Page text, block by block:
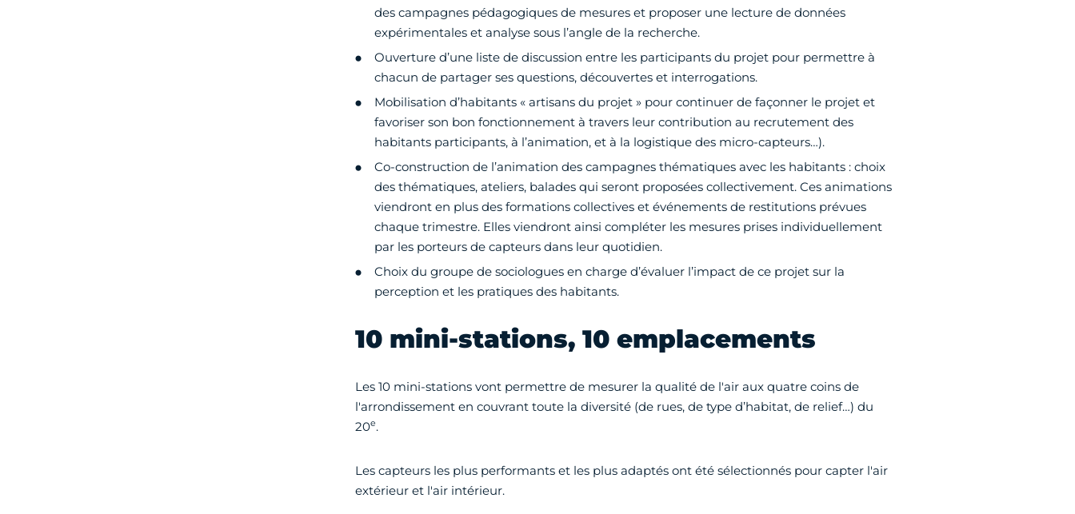
des campagnes pédagogiques de mesures et proposer une lecture de données
expérimentales et analyse sous l’angle de la recherche.
Ouverture d’une liste de discussion entre les participants du projet pour permettre à
chacun de partager ses questions, découvertes et interrogations.
Mobilisation d’habitants « artisans du projet » pour continuer de façonner le projet et
favoriser son bon fonctionnement à travers leur contribution au recrutement des
habitants participants, à l’animation, et à la logistique des micro-capteurs…).
Co-construction de l’animation des campagnes thématiques avec les habitants : choix
des thématiques, ateliers, balades qui seront proposées collectivement. Ces animations
viendront en plus des formations collectives et événements de restitutions prévues
chaque trimestre. Elles viendront ainsi compléter les mesures prises individuellement
par les porteurs de capteurs dans leur quotidien.
Choix du groupe de sociologues en charge d’évaluer l’impact de ce projet sur la
perception et les pratiques des habitants.
10 mini-stations, 10 emplacements
Les 10 mini-stations vont permettre de mesurer la qualité de l'air aux quatre coins de
l'arrondissement en couvrant toute la diversité (de rues, de type d’habitat, de relief…) du
20e.
Les capteurs les plus performants et les plus adaptés ont été sélectionnés pour capter l'air
extérieur et l'air intérieur.